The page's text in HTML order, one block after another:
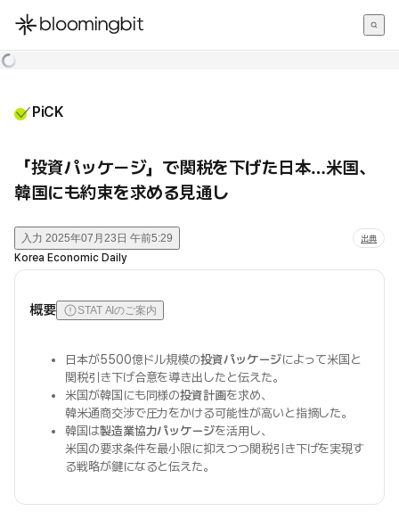
한국어
PiCK
「投資パッケージ」で関税を下げた日本…米国、
韓国にも約束を求める見通し
入力 2025年07月23日 午前5:29 出典
Korea Economic Daily
概要 STAT AIのご案内
日本が5500億ドル規模の投資パッケージによって米国と
関税引き下げ合意を導き出したと伝えた。
米国が韓国にも同様の投資計画を求め、
韓米通商交渉で圧力をかける可能性が高いと指摘した。
韓国は製造業協力パッケージを活用し、
米国の要求条件を最小限に抑えつつ関税引き下げを実現す
る戦略が鍵になると伝えた。